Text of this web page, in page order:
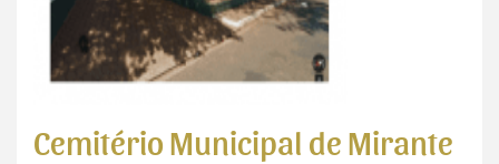
Cemitério Municipal de Mirante